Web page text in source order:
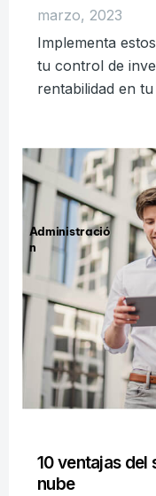
marzo, 2023
Implementa
tu control de
rentabilidad en
Administració
n
10 ventajas del
nube